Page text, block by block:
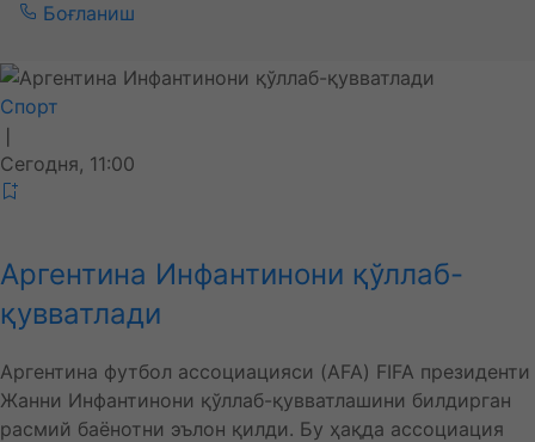
Боғланиш
Спорт
❘
Сегодня, 11:00
Аргентина Инфантинони қўллаб-
қувватлади
Аргентина футбол ассоциацияси (AFA) FIFA президенти
Жанни Инфантинони қўллаб-қувватлашини билдирган
расмий баёнотни эълон қилди. Бу ҳақда ассоциация